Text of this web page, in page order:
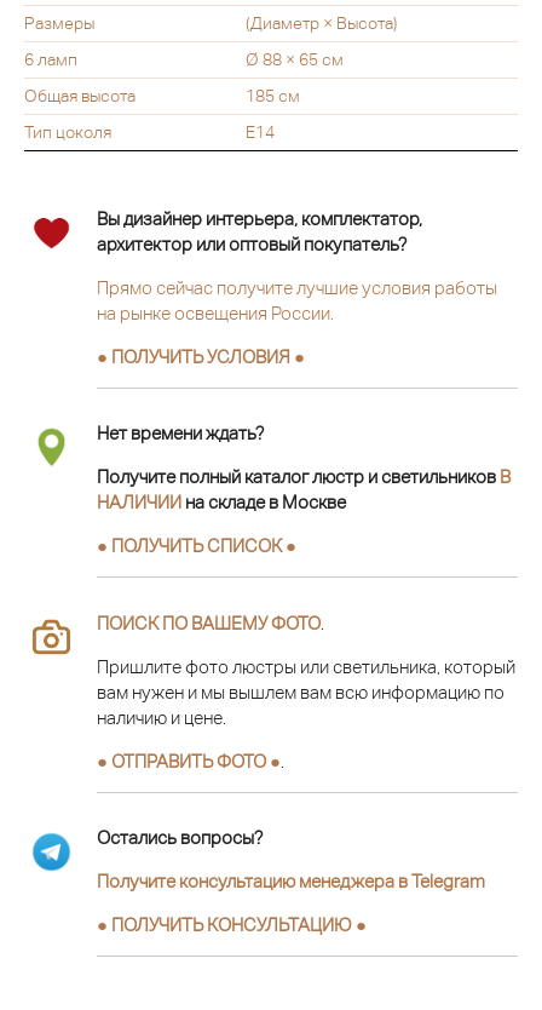
Размеры
(Диаметр × Высота)
6 ламп
Ø 88 × 65 см
Общая высота
185 см
Тип цоколя
E14
Вы дизайнер интерьера, комплектатор,
архитектор или оптовый покупатель?
Прямо сейчас получите лучшие условия работы
на рынке освещения России.
● ПОЛУЧИТЬ УСЛОВИЯ ●
Нет времени ждать?
Получите полный каталог люстр и светильников В
НАЛИЧИИ на складе в Москве
● ПОЛУЧИТЬ СПИСОК ●
ПОИСК ПО ВАШЕМУ ФОТО
Пришлите фото люстры или светильника, который
вам нужен и мы вышлем вам всю информацию по
наличию и цене.
● ОТПРАВИТЬ ФОТО ●
Остались вопросы?
Получите консультацию менеджера в Telegram
● ПОЛУЧИТЬ КОНСУЛЬТАЦИЮ ●